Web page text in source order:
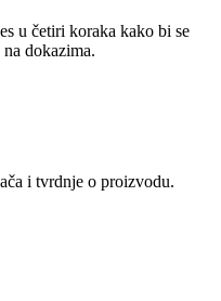
u četiri koraka kako bi se
dokazima.
i tvrdnje o proizvodu.